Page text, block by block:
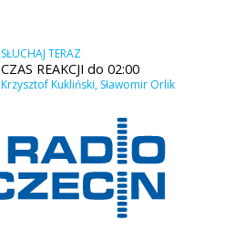
SŁUCHAJ TERAZ
CZAS REAKCJI do 02:00
Krzysztof Kukliński, Sławomir Orlik